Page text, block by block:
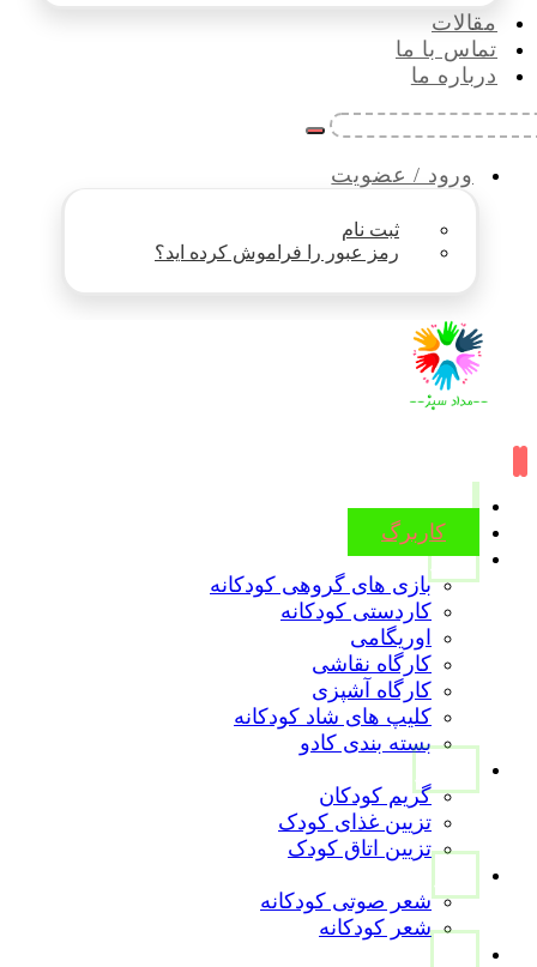
مقالات
تماس با ما
درباره ما
ورود / عضویت
ثبت نام
رمز عبور را فراموش کرده اید؟
کاربرگ
ویدیو
بازی های گروهی کودکانه
کاردستی کودکانه
اوریگامی
کارگاه نقاشی
کارگاه آشپزی
کلیپ های شاد کودکانه
بسته بندی کادو
گریم کودکان
تزیین غذای کودک
تزیین اتاق کودک
شعر صوتی کودکانه
شعر کودکانه